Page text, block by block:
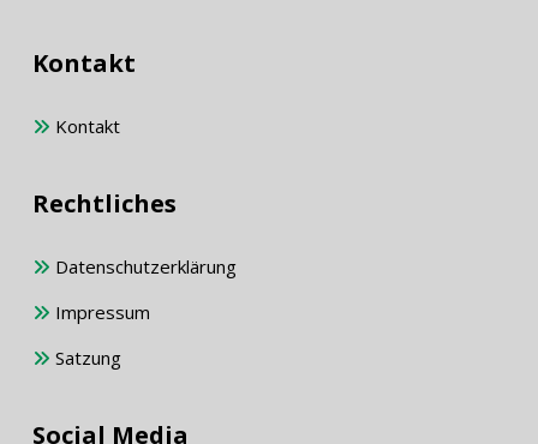
Kontakt
Kontakt
Rechtliches
Datenschutzerklärung
Impressum
Satzung
Social Media